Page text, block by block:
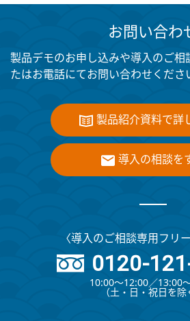
お問い合わ
製品デモのお申し込みや導入のご相
たはお電話にてお問い合わせくださ
製品紹介資料で詳
導入の相談を
〈導入のご相談専用フリ
0120-
10:00～12:00∕13:00
（⼟・⽇・祝⽇を除